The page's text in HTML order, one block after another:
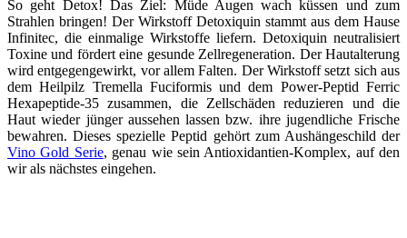
So geht Detox! Das Ziel: Müde Augen wach küssen und zum
Strahlen bringen! Der Wirkstoff Detoxiquin stammt aus dem Hause
Infinitec, die einmalige Wirkstoffe liefern. Detoxiquin neutralisiert
Toxine und fördert eine gesunde Zellregeneration. Der Hautalterung
wird entgegengewirkt, vor allem Falten. Der Wirkstoff setzt sich aus
dem Heilpilz Tremella Fuciformis und dem Power-Peptid Ferric
Hexapeptide-35 zusammen, die Zellschäden reduzieren und die
Haut wieder jünger aussehen lassen bzw. ihre jugendliche Frische
bewahren. Dieses spezielle Peptid gehört zum Aushängeschild der
Vino Gold Serie, genau wie sein Antioxidantien-Komplex, auf den
wir als nächstes eingehen.